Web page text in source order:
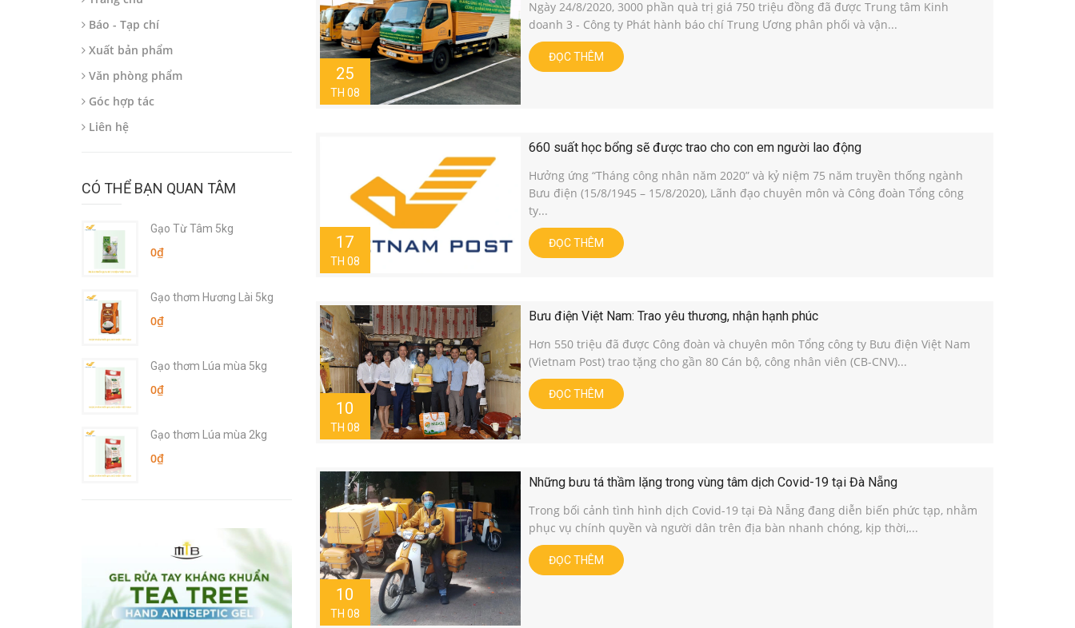
25
TH 08
Ngày 24/8/2020, 3000 phần quà trị giá 750 triệu đồng đã được Trung tâm Kinh
doanh 3 - Công ty Phát hành báo chí Trung Ương phân phối và vận...
ĐỌC THÊM
17
TH 08
660 suất học bổng sẽ được trao cho con em người lao động
Hưởng ứng “Tháng công nhân năm 2020” và kỷ niệm 75 năm truyền thống ngành
Bưu điện (15/8/1945 – 15/8/2020), Lãnh đạo chuyên môn và Công đoàn Tổng công
ty...
ĐỌC THÊM
10
TH 08
Bưu điện Việt Nam: Trao yêu thương, nhận hạnh phúc
Hơn 550 triệu đã được Công đoàn và chuyên môn Tổng công ty Bưu điện Việt Nam
(Vietnam Post) trao tặng cho gần 80 Cán bộ, công nhân viên (CB-CNV)...
ĐỌC THÊM
10
TH 08
Những bưu tá thầm lặng trong vùng tâm dịch Covid-19 tại Đà Nẵng
Trong bối cảnh tình hình dịch Covid-19 tại Đà Nẵng đang diễn biến phức tạp, nhằm
phục vụ chính quyền và người dân trên địa bàn nhanh chóng, kịp thời,...
ĐỌC THÊM
Báo - Tạp chí
Xuất bản phẩm
Văn phòng phẩm
Góc hợp tác
Liên hệ
CÓ THỂ BẠN QUAN TÂM
Gạo Từ Tâm 5kg
0₫
Gạo thơm Hương Lài 5kg
0₫
Gạo thơm Lúa mùa 5kg
0₫
Gạo thơm Lúa mùa 2kg
0₫